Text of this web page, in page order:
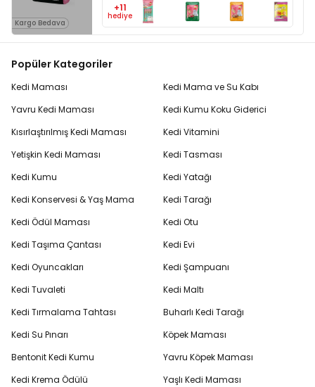
Kargo Bedava
+11
hediye
Popüler Kategoriler
Kedi Maması
Yavru Kedi Maması
Kısırlaştırılmış Kedi Maması
Yetişkin Kedi Maması
Kedi Kumu
Kedi Konservesi & Yaş Mama
Kedi Ödül Maması
Kedi Taşıma Çantası
Kedi Oyuncakları
Kedi Tuvaleti
Kedi Tırmalama Tahtası
Kedi Su Pınarı
Bentonit Kedi Kumu
Kedi Krema Ödülü
Kedi Mama ve Su Kabı
Kedi Kumu Koku Giderici
Kedi Vitamini
Kedi Tasması
Kedi Yatağı
Kedi Tarağı
Kedi Otu
Kedi Evi
Kedi Şampuanı
Kedi Maltı
Buharlı Kedi Tarağı
Köpek Maması
Yavru Köpek Maması
Yaşlı Kedi Maması